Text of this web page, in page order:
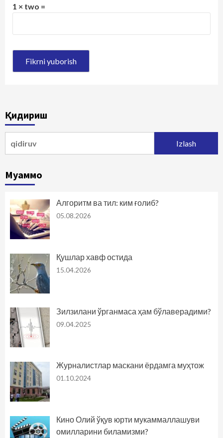
1 × two =
Қидириш
Муаммо
Алгоритм ва тил: ким ғолиб?
05.08.2026
Қушлар хавф остида
15.04.2026
Зилзилани ўрганмаса ҳам бўлаверадими?
09.04.2025
Журналистлар маскани ёрдамга муҳтож
01.10.2024
Кино Олий ўқув юрти мукаммаллашуви
омилларини биламизми?